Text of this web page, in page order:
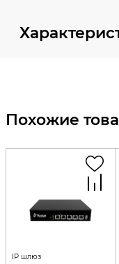
Похожие
IP шлюз